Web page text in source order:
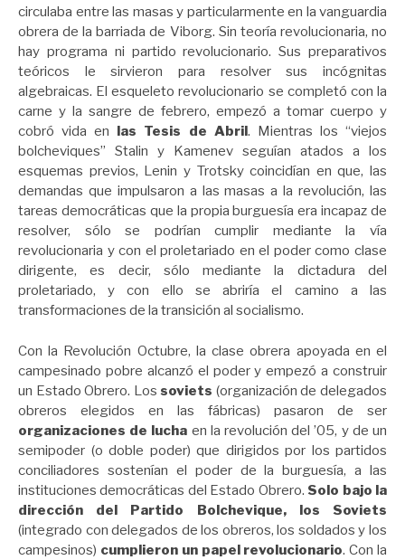
circulaba entre las masas y particularmente en la vanguardia
obrera de la barriada de Viborg. Sin teoría revolucionaria, no
hay programa ni partido revolucionario. Sus preparativos
teóricos le sirvieron para resolver sus incógnitas
algebraicas. El esqueleto revolucionario se completó con la
carne y la sangre de febrero, empezó a tomar cuerpo y
cobró vida en las Tesis de Abril. Mientras los “viejos
bolcheviques” Stalin y Kamenev seguían atados a los
esquemas previos, Lenin y Trotsky coincidían en que, las
demandas que impulsaron a las masas a la revolución, las
tareas democráticas que la propia burguesía era incapaz de
resolver, sólo se podrían cumplir mediante la vía
revolucionaria y con el proletariado en el poder como clase
dirigente, es decir, sólo mediante la dictadura del
proletariado, y con ello se abriría el camino a las
transformaciones de la transición al socialismo.
Con la Revolución Octubre, la clase obrera apoyada en el
campesinado pobre alcanzó el poder y empezó a construir
un Estado Obrero. Lossoviets (organización de delegados
obreros elegidos en las fábricas) pasaron de ser
organizaciones de lucha en la revolución del ’05, y de un
semipoder (o doble poder) que dirigidos por los partidos
conciliadores sostenían el poder de la burguesía, a las
instituciones democráticas del Estado Obrero. Solo bajo la
dirección del Partido Bolchevique, los Soviets
(integrado con delegados de los obreros, los soldados y los
campesinos) cumplieron un papel revolucionario. Con la